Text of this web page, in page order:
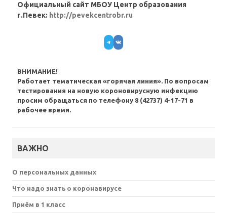
Официальный сайт МБОУ Центр образования
г.Певек: http://pevekcentrobr.ru
Telegram
VK
ВНИМАНИЕ!
Работает тематическая «горячая линия». По вопросам
тестирования на новую короновирусную инфекцию
просим обращаться по телефону 8 (42737) 4-17-71 в
рабочее время.
ВАЖНО
О персональных данных
Что надо знать о коронавирусе
Приём в 1 класс